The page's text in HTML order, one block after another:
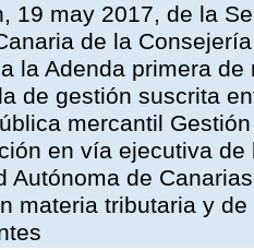
19 may 2017, de la
de la
la Adenda primera
de gestión suscrita
mercantil
en vía ejecutiva
Autónoma de
materia tributaria y